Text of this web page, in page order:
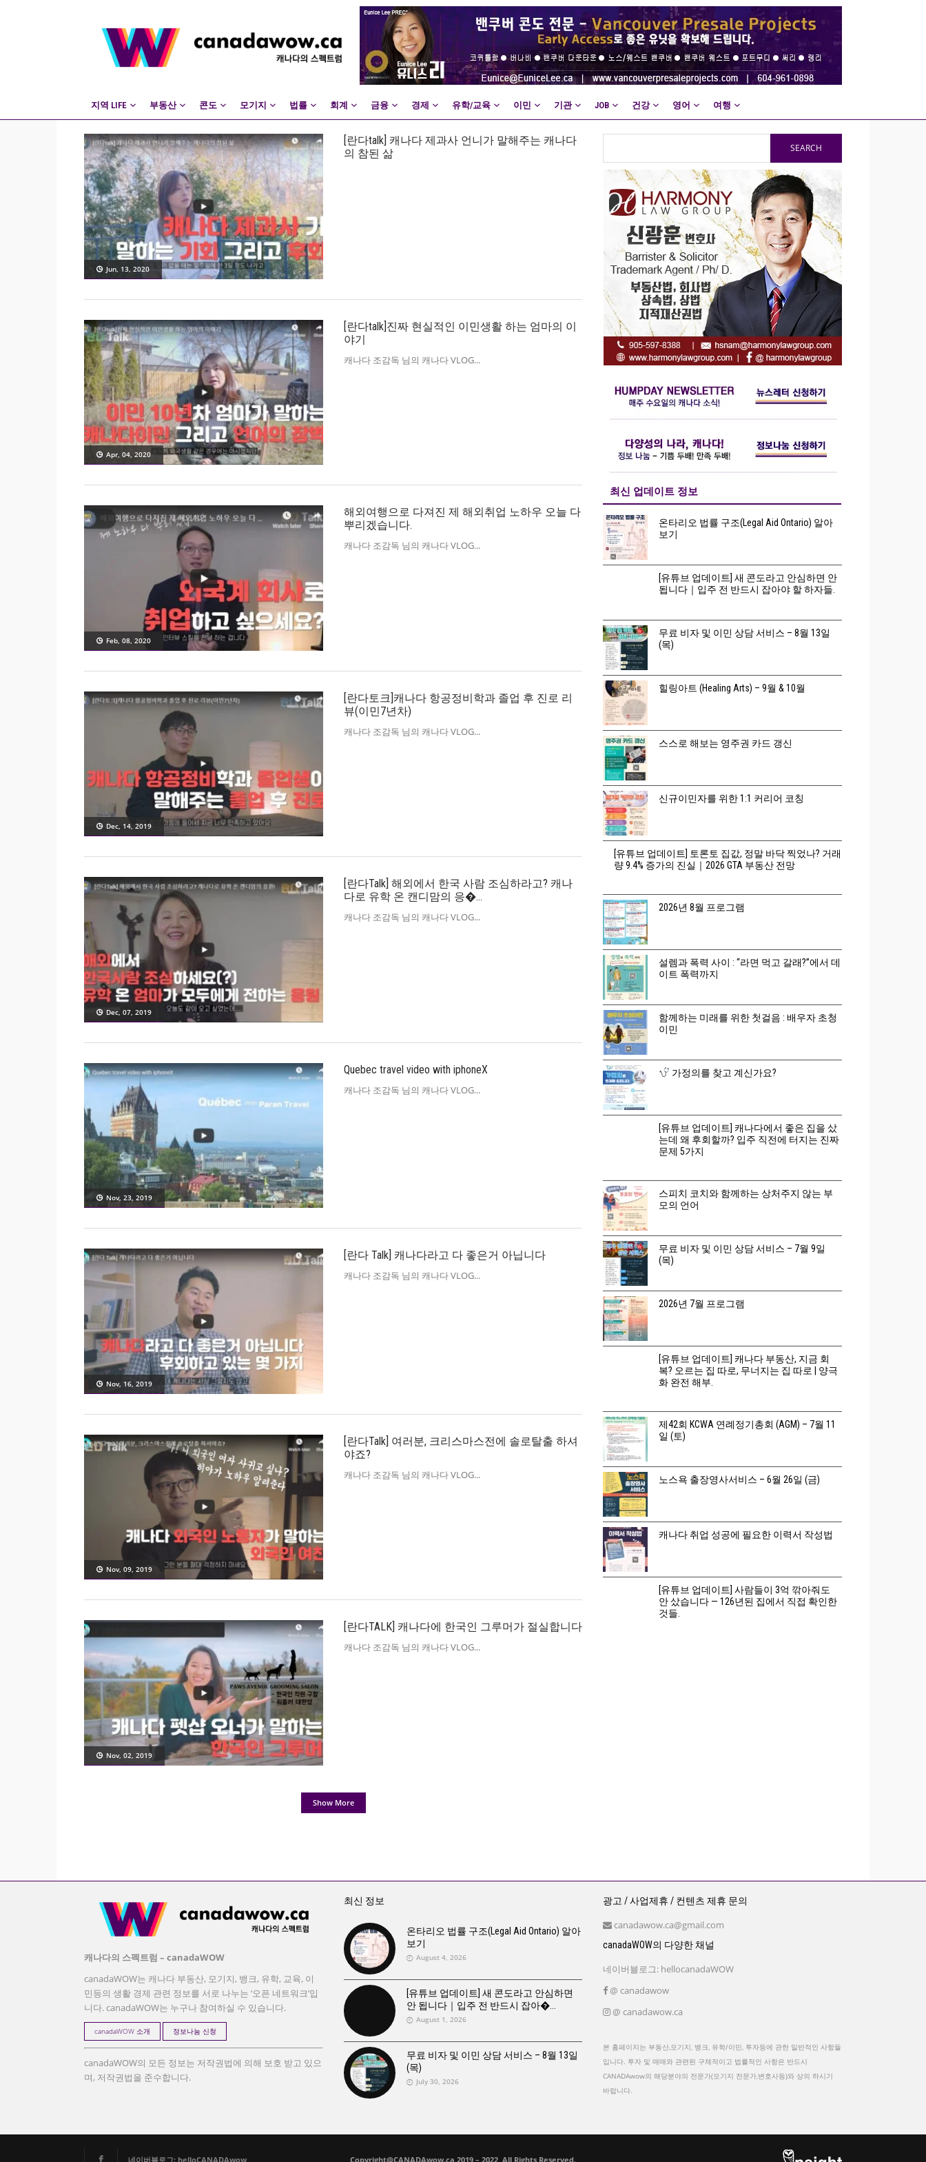
지역 LIFE 부동산 콘도 모기지 법률 회계 금융 경제 유학/교육 이민 기관 JOB 건강 영어 여행
Jun, 13, 2020
[란다talk] 캐나다 제과사 언니가 말해주는 캐나다
의 참된 삶
Apr, 04, 2020
[란다talk]진짜 현실적인 이민생활 하는 엄마의 이
야기
캐나다 조감독 님의 캐나다 VLOG
Feb, 08, 2020
해외여행으로 다져진 제 해외취업 노하우 오늘 다
뿌리겠습니다.
캐나다 조감독 님의 캐나다 VLOG
Dec, 14, 2019
[란다토크]캐나다 항공정비학과 졸업 후 진로 리
뷰(이민7년차)
캐나다 조감독 님의 캐나다 VLOG
Dec, 07, 2019
[란다Talk] 해외에서 한국 사람 조심하라고? 캐나
다로 유학 온 캔디맘의 응�
캐나다 조감독 님의 캐나다 VLOG
Nov, 23, 2019
Quebec travel video with iphoneX
캐나다 조감독 님의 캐나다 VLOG
Nov, 16, 2019
[란다 Talk] 캐나다라고 다 좋은거 아닙니다
캐나다 조감독 님의 캐나다 VLOG
Nov, 09, 2019
[란다Talk] 여러분, 크리스마스전에 솔로탈출 하셔
야죠?
캐나다 조감독 님의 캐나다 VLOG
Nov, 02, 2019
[란다TALK] 캐나다에 한국인 그루머가 절실합니다
캐나다 조감독 님의 캐나다 VLOG
Show More
최신 업데이트 정보
온타리오 법률 구조(Legal Aid Ontario) 알아
보기
[유튜브 업데이트] 새 콘도라고 안심하면 안
됩니다｜입주 전 반드시 잡아야 할 하자들.
무료 비자 및 이민 상담 서비스 – 8월 13일
(목)
힐링아트 (Healing Arts) – 9월 & 10월
스스로 해보는 영주권 카드 갱신
신규이민자를 위한 1:1 커리어 코칭
[유튜브 업데이트] 토론토 집값, 정말 바닥 찍었나? 거래
량 9.4% 증가의 진실｜2026 GTA 부동산 전망
2026년 8월 프로그램
설렘과 폭력 사이 : “라면 먹고 갈래?”에서 데
이트 폭력까지
함께하는 미래를 위한 첫걸음 : 배우자 초청
이민
가정의를 찾고 계신가요?
[유튜브 업데이트] 캐나다에서 좋은 집을 샀
는데 왜 후회할까? 입주 직전에 터지는 진짜
문제 5가지
스피치 코치와 함께하는 상처주지 않는 부
모의 언어
무료 비자 및 이민 상담 서비스 – 7월 9일
(목)
2026년 7월 프로그램
[유튜브 업데이트] 캐나다 부동산, 지금 회
복? 오르는 집 따로, 무너지는 집 따로 | 양극
화 완전 해부.
제42회 KCWA 연례정기총회 (AGM) – 7월 11
일 (토)
노스욕 출장영사서비스 – 6월 26일 (금)
캐나다 취업 성공에 필요한 이력서 작성법
[유튜브 업데이트] 사람들이 3억 깎아줘도
안 샀습니다 — 126년된 집에서 직접 확인한
것들.
캐나다의 스펙트럼 – canadaWOW
canadaWOW는 캐나다 부동산, 모기지, 뱅크, 유학, 교육, 이
민등의 생활 경제 관련 정보를 서로 나누는 ‘오픈 네트워크’입
니다. canadaWOW는 누구나 참여하실 수 있습니다.
canadaWOW 소개 정보나눔 신청
canadaWOW의 모든 정보는 저작권법에 의해 보호 받고 있으
며, 저작권법을 준수합니다.
최신 정보
온타리오 법률 구조(Legal Aid Ontario) 알아
보기
August 4, 2026
[유튜브 업데이트] 새 콘도라고 안심하면
안 됩니다｜입주 전 반드시 잡아�
August 1, 2026
무료 비자 및 이민 상담 서비스 – 8월 13일
(목)
July 30, 2026
광고 / 사업제휴 / 컨텐츠 제휴 문의
canadawow.ca@gmail.com
canadaWOW의 다양한 채널
네이버블로그: hellocanadaWOW
@ canadawow
@ canadawow.ca
본 홈페이지는 부동산,모기지, 뱅크, 유학/이민, 투자등에 관한 일반적인 사항들
입니다. 투자 및 매매와 관련된 구체적이고 법률적인 사항은 반드시
CANADAwow의 해당분야의 전문가(모기지 전문가,변호사등)와 상의 하시기
바랍니다.
네이버블로그: helloCANADAwow Copyright@CANADAwow.ca 2019 – 2022, All Rights Reserved.